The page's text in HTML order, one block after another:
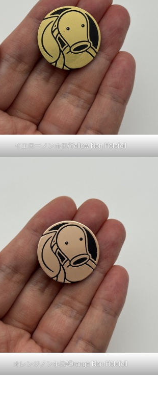
イエローノンホロ/Yellow Non Holofoil
オレンジノンホロ/Orange Non Holofoil